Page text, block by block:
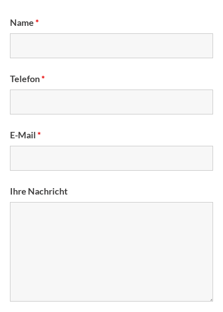
Name*
Telefon*
E-Mail*
Ihre Nachricht